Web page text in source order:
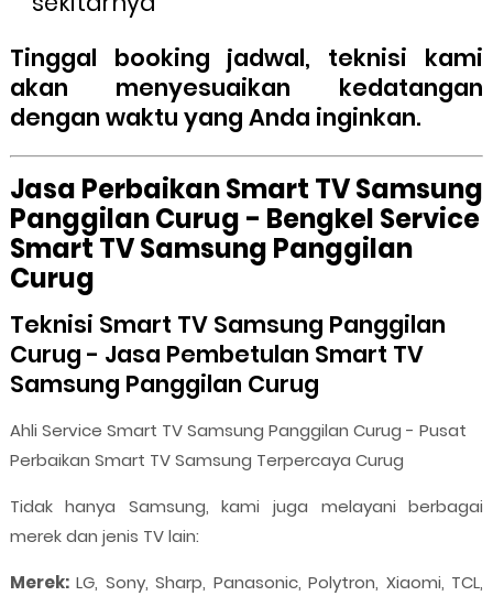
Tinggal booking jadwal, teknisi kami
akan menyesuaikan kedatangan
dengan waktu yang Anda inginkan.
Jasa Perbaikan Smart TV Samsung
Panggilan Curug - Bengkel Service
Smart TV Samsung Panggilan
Curug
Teknisi Smart TV Samsung Panggilan
Curug - Jasa Pembetulan Smart TV
Samsung Panggilan Curug
Ahli Service Smart TV Samsung Panggilan Curug - Pusat
Perbaikan Smart TV Samsung Terpercaya Curug
Tidak hanya Samsung, kami juga melayani berbagai
merek dan jenis TV lain:
Merek:LG, Sony, Sharp, Panasonic, Polytron, Xiaomi, TCL,